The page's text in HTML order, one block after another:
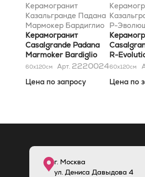
Керамогранит
Казальгранде Падана
Мармокер Бардиглио
Империале 59x118
Керамогранит
Casalgrande Padana
Marmoker Bardiglio
Imperiale 59x118
60x120см Арт. 2220024
Цена по запросу
Р-
Стрипес
60x120
R-
Stripes
60x120см
Цена по
г. Москва
ул. Дениса Давыдова 4